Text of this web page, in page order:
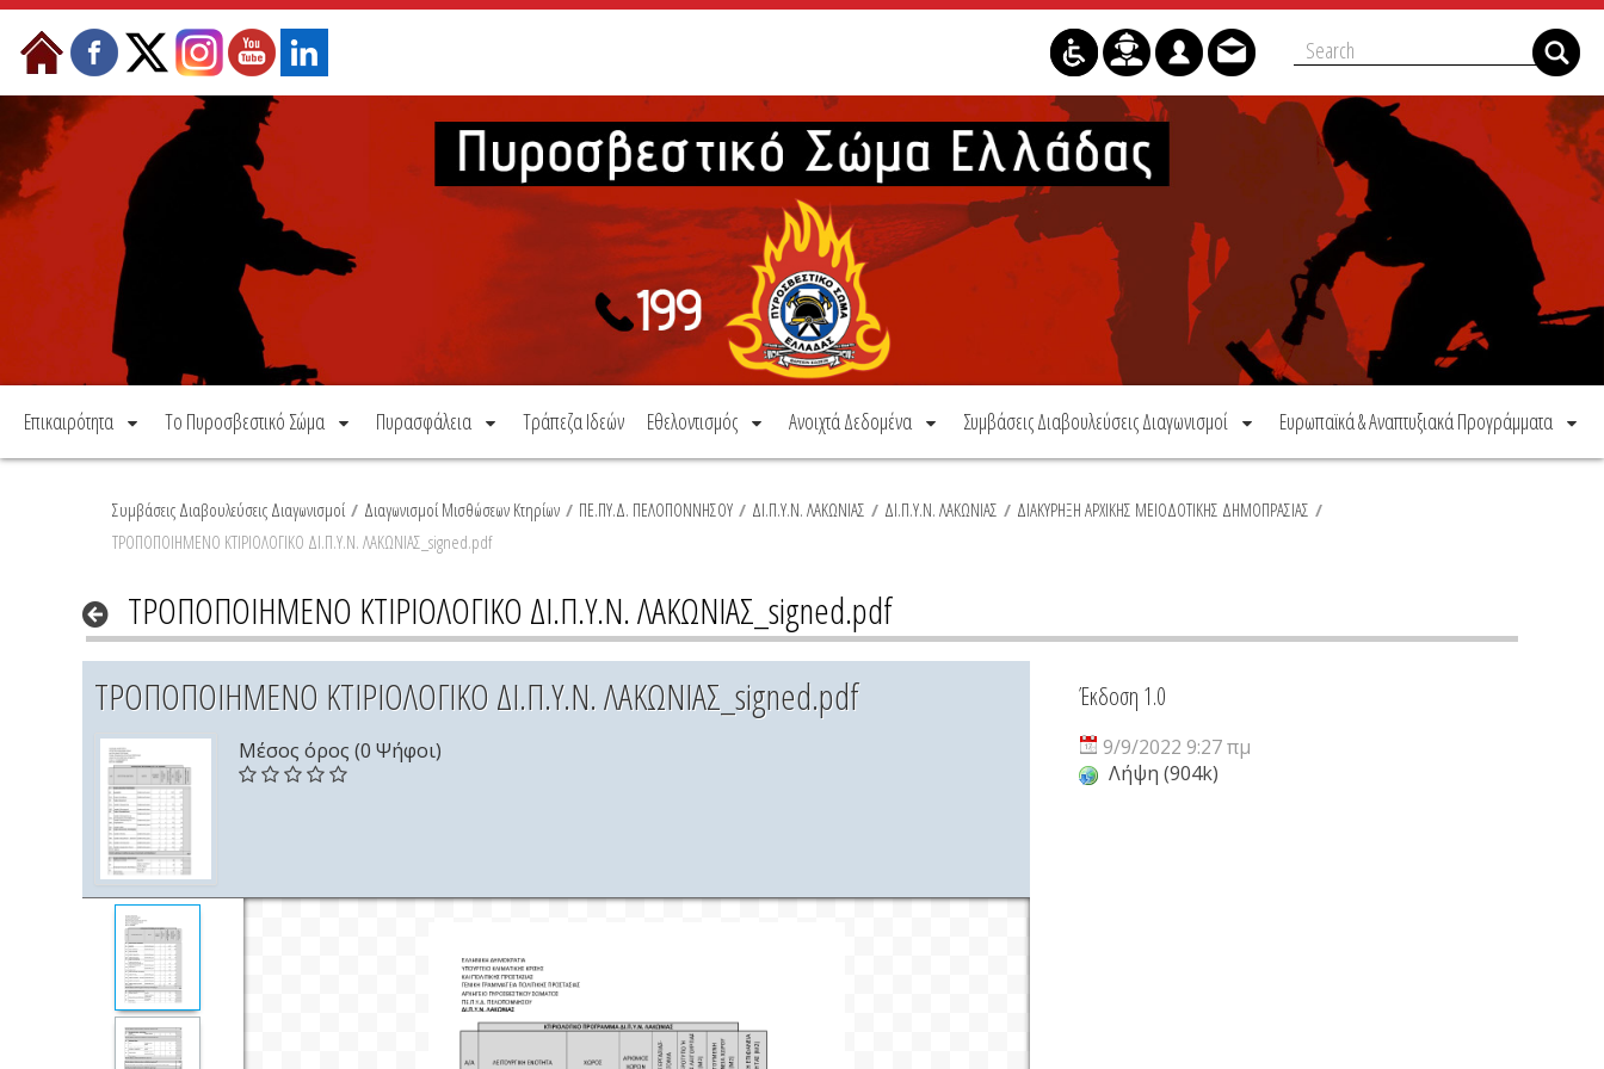
Μετάβαση στο περιεχόμενο
Επικαιρότητα Το Πυροσβεστικό Σώμα Πυρασφάλεια Τράπεζα Ιδεών Εθελοντισμός Ανοιχτά Δεδομένα Συμβάσεις Διαβουλεύσεις Διαγωνισμοί Ευρωπαϊκά & Αναπτυξιακά Προγράμματα
Συμβάσεις Διαβουλεύσεις Διαγωνισμοί / Διαγωνισμοί Μισθώσεων Κτηρίων / ΠΕ.ΠΥ.Δ. ΠΕΛΟΠΟΝΝΗΣΟΥ / ΔΙ.Π.Υ.Ν. ΛΑΚΩΝΙΑΣ / ΔΙ.Π.Υ.Ν. ΛΑΚΩΝΙΑΣ / ΔΙΑΚΥΡΗΞΗ ΑΡΧΙΚΗΣ ΜΕΙΟΔΟΤΙΚΗΣ ΔΗΜΟΠΡΑΣΙΑΣ /
ΤΡΟΠΟΠΟΙΗΜΕΝΟ ΚΤΙΡΙΟΛΟΓΙΚΟ ΔΙ.Π.Υ.Ν. ΛΑΚΩΝΙΑΣ_signed.pdf
ΤΡΟΠΟΠΟΙΗΜΕΝΟ ΚΤΙΡΙΟΛΟΓΙΚΟ ΔΙ.Π.Υ.Ν. ΛΑΚΩΝΙΑΣ_signed.pdf
ΤΡΟΠΟΠΟΙΗΜΕΝΟ ΚΤΙΡΙΟΛΟΓΙΚΟ ΔΙ.Π.Υ.Ν. ΛΑΚΩΝΙΑΣ_signed.pdf
Μέσος όρος (0 Ψήφοι)
Έκδοση 1.0
9/9/2022 9:27 πμ
Λήψη (904k)